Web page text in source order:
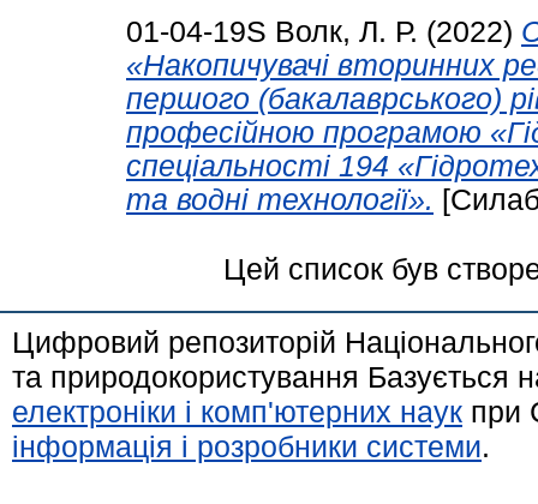
01-04-19S Волк, Л. Р. (2022)
«Накопичувачі вторинних
першого (бакалаврського)
професійною програмою
спеціальності 194
та водні технології».
Цей список був
Цифровий репозиторій
та природокористування Базується
електроніки і комп'ютерних наук при
інформація і розробники системи.